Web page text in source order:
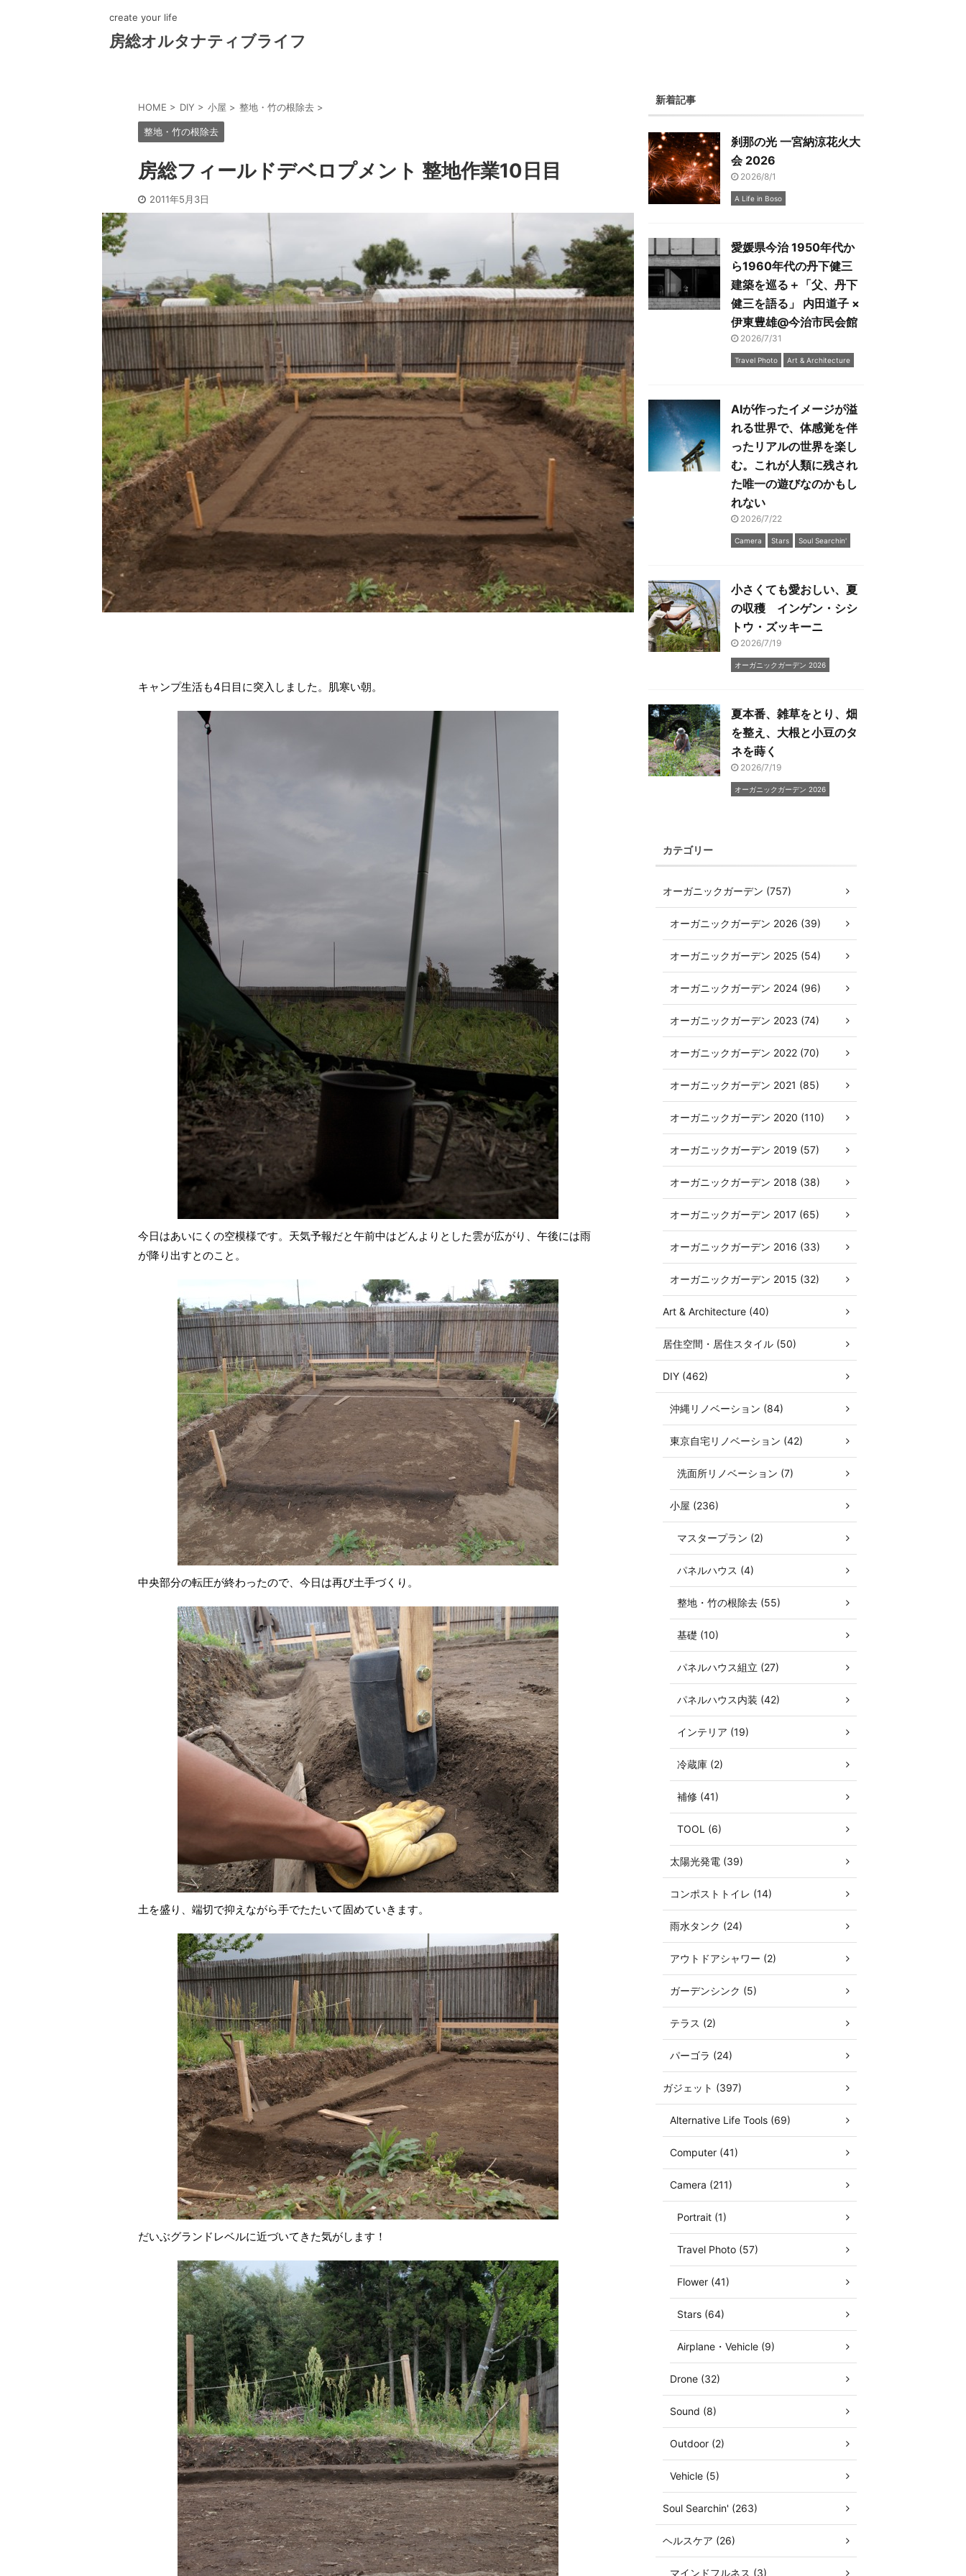
create your life
房総オルタナティブライフ
HOME > DIY > 小屋 > 整地・竹の根除去 >
整地・竹の根除去
房総フィールドデベロプメント 整地作業10日目
2011年5月3日
キャンプ生活も4日目に突入しました。肌寒い朝。
今日はあいにくの空模様です。天気予報だと午前中はどんよりとした雲が広がり、午後には雨
が降り出すとのこと。
中央部分の転圧が終わったので、今日は再び土手づくり。
土を盛り、端切で抑えながら手でたたいて固めていきます。
だいぶグランドレベルに近づいてきた気がします！
新着記事
刹那の光 一宮納涼花火大
会 2026
2026/8/1
A Life in Boso
愛媛県今治 1950年代か
ら1960年代の丹下健三
建築を巡る＋「父、丹下
健三を語る」 内田道子 ×
伊東豊雄@今治市民会館
2026/7/31
Travel Photo Art & Architecture
AIが作ったイメージが溢
れる世界で、体感覚を伴
ったリアルの世界を楽し
む。これが人類に残され
た唯一の遊びなのかもし
れない
2026/7/22
Camera Stars Soul Searchin'
小さくても愛おしい、夏
の収穫 インゲン・シシ
トウ・ズッキーニ
2026/7/19
オーガニックガーデン 2026
夏本番、雑草をとり、畑
を整え、大根と小豆のタ
ネを蒔く
2026/7/19
オーガニックガーデン 2026
カテゴリー
オーガニックガーデン (757)
オーガニックガーデン 2026 (39)
オーガニックガーデン 2025 (54)
オーガニックガーデン 2024 (96)
オーガニックガーデン 2023 (74)
オーガニックガーデン 2022 (70)
オーガニックガーデン 2021 (85)
オーガニックガーデン 2020 (110)
オーガニックガーデン 2019 (57)
オーガニックガーデン 2018 (38)
オーガニックガーデン 2017 (65)
オーガニックガーデン 2016 (33)
オーガニックガーデン 2015 (32)
Art & Architecture (40)
居住空間・居住スタイル (50)
DIY (462)
沖縄リノベーション (84)
東京自宅リノベーション (42)
洗面所リノベーション (7)
小屋 (236)
マスタープラン (2)
パネルハウス (4)
整地・竹の根除去 (55)
基礎 (10)
パネルハウス組立 (27)
パネルハウス内装 (42)
インテリア (19)
冷蔵庫 (2)
補修 (41)
TOOL (6)
太陽光発電 (39)
コンポストトイレ (14)
雨水タンク (24)
アウトドアシャワー (2)
ガーデンシンク (5)
テラス (2)
パーゴラ (24)
ガジェット (397)
Alternative Life Tools (69)
Computer (41)
Camera (211)
Portrait (1)
Travel Photo (57)
Flower (41)
Stars (64)
Airplane・Vehicle (9)
Drone (32)
Sound (8)
Outdoor (2)
Vehicle (5)
Soul Searchin' (263)
ヘルスケア (26)
マインドフルネス (3)